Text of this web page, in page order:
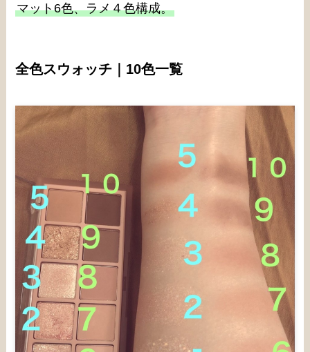
マット6色、ラメ４色構成。
全色スウォッチ｜10色一覧